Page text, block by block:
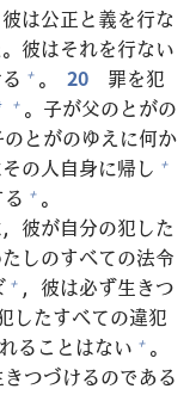
彼は公正と義を行な
彼はそれを行ない
+ 。 20 罪を犯
+ 。 子が父のとがの
のとがのゆえに何か
の人自身に帰し +
+ 。
彼が自分の犯した
しのすべての法令
+ ， 彼は必ず生きつ
したすべての違犯
ることはない + 。
きつづけるのである